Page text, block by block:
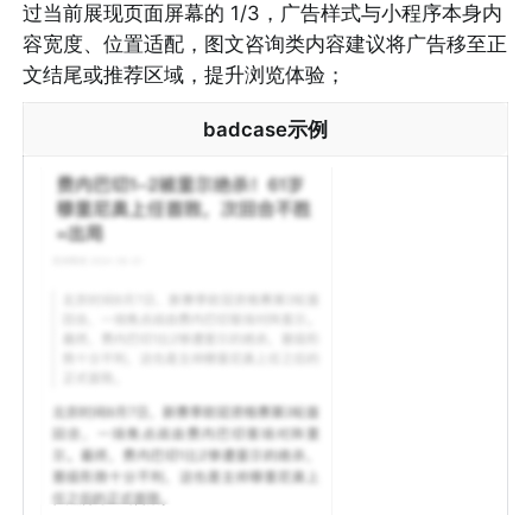
过当前展现页面屏幕的 1/3，广告样式与小程序本身内
容宽度、位置适配，图文咨询类内容建议将广告移至正
文结尾或推荐区域，提升浏览体验；
badcase示例